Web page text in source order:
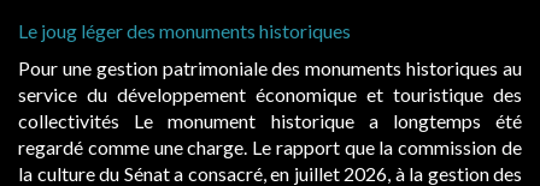
historiques au
touristique des
longtemps été
la commission de
à la gestion des
Cabines de plage : le juge admet des
Evocatrices des bains de mer, les
également un beau sujet domanial.
public, elles donnent lieu au paiement
d’occupation. Saisies par des occupants